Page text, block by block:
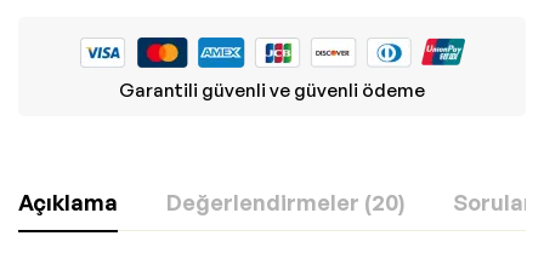
Garantili güvenli ve güvenli ödeme
Açıklama Değerlendirmeler (20) Sorular